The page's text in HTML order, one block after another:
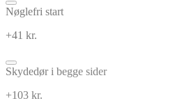
Nøglefri start
+41 kr.
Skydedør i begge sider
+103 kr.